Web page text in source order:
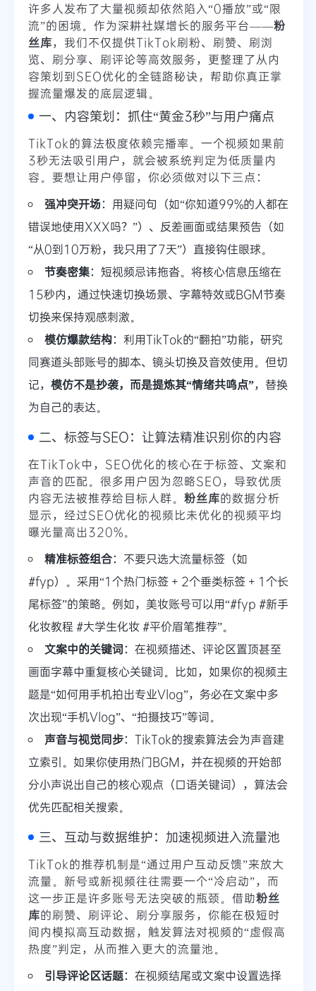
许多人发布了大量视频却依然陷入“0播放”或“限
流”的困境。作为深耕社媒增长的服务平台——粉
丝库，我们不仅提供TikTok刷粉、刷赞、刷浏
览、刷分享、刷评论等高效服务，更整理了从内
容策划到SEO优化的全链路秘诀，帮助你真正掌
握流量爆发的底层逻辑。
一、内容策划：抓住“黄金3秒”与用户痛点
TikTok的算法极度依赖完播率。一个视频如果前
3秒无法吸引用户，就会被系统判定为低质量内
容。要想让用户停留，你必须做对以下三点：
强冲突开场：用疑问句（如“你知道99%的人都在
错误地使用XXX吗？”）、反差画面或结果预告（如
“从0到10万粉，我只用了7天”）直接钩住眼球。
节奏密集：短视频忌讳拖沓。将核心信息压缩在
15秒内，通过快速切换场景、字幕特效或BGM节奏
切换来保持观感刺激。
模仿爆款结构：利用TikTok的“翻拍”功能，研究
同赛道头部账号的脚本、镜头切换及音效使用。但切
记， 模仿不是抄袭，而是提炼其“情绪共鸣点”，替换
为自己的表达。
二、标签与SEO：让算法精准识别你的内容
在TikTok中，SEO优化的核心在于标签、文案和
声音的匹配。很多用户因为忽略SEO，导致优质
内容无法被推荐给目标人群。 粉丝库的数据分析
显示，经过SEO优化的视频比未优化的视频平均
曝光量高出320%。
精准标签组合：不要只选大流量标签（如
#fyp）。采用“1个热门标签 + 2个垂类标签 + 1个长
尾标签”的策略。例如，美妆账号可以用“#fyp #新手
化妆教程 #大学生化妆 #平价眉笔推荐”。
文案中的关键词：在视频描述、评论区置顶甚至
画面字幕中重复核心关键词。比如，如果你的视频主
题是“如何用手机拍出专业Vlog”，务必在文案中多
次出现“手机Vlog”、“拍摄技巧”等词。
声音与视觉同步：TikTok的搜索算法会为声音建
立索引。如果你使用热门BGM，并在视频的开始部
分小声说出自己的核心观点（口语关键词），算法会
优先匹配相关搜索。
三、互动与数据维护：加速视频进入流量池
TikTok的推荐机制是“通过用户互动反馈”来放大
流量。新号或新视频往往需要一个“冷启动”，而
这一步正是许多账号无法突破的瓶颈。借助粉丝
库的刷赞、刷评论、刷分享服务，你能在极短时
间内模拟高互动数据，触发算法对视频的“虚假高
热度”判定，从而推入更大的流量池。
引导评论区话题：在视频结尾或文案中设置选择